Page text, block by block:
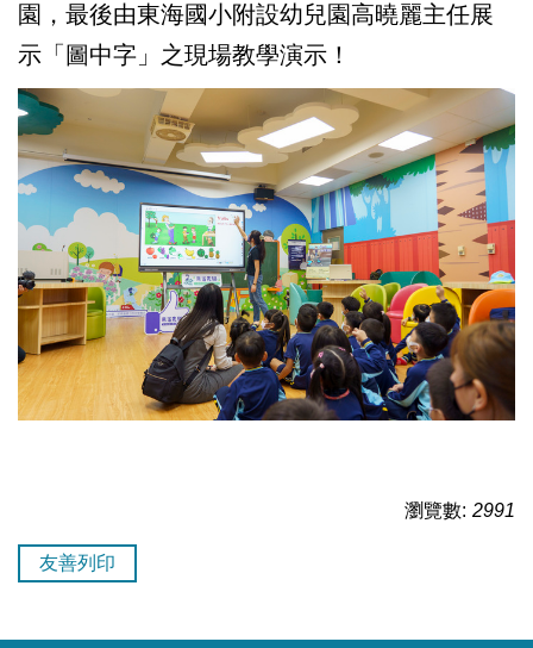
園，最後由東海國小附設幼兒園高曉麗主任展
示「圖中字」之現場教學演示！
瀏覽數: 2991
友善列印